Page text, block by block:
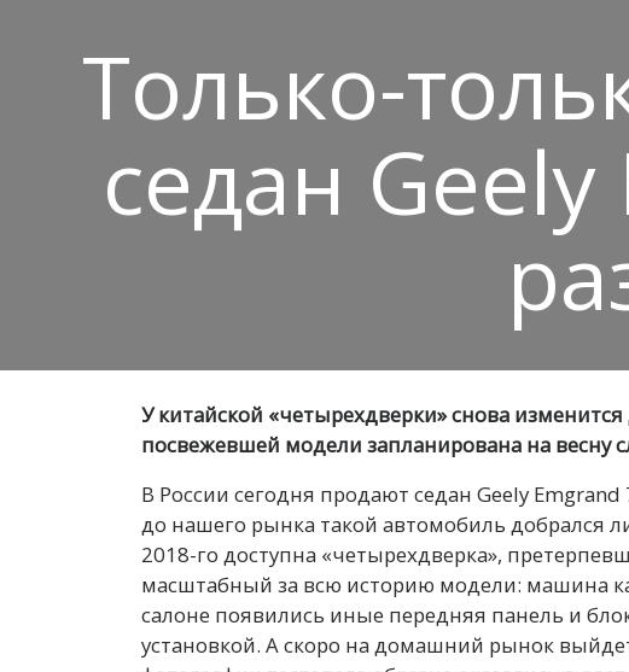
Только-
седан
У китайской «четырехдверки» снова
посвежевшей модели запланирована на весну
В России сегодня продают седан Geely
до нашего рынка такой автомобиль добрался
2018-го доступна «четырехдверка»,
масштабный за всю историю модели: машина
салоне появились иные передняя панель и
установкой. А скоро на домашний рынок